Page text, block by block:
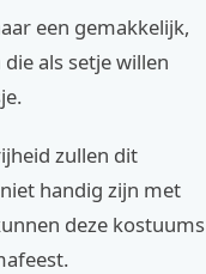
een gemakkelijk,
als setje willen
zullen dit
handig zijn met
deze kostuums